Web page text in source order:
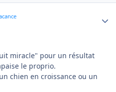
miracle" pour un résultat
le proprio.
chien en croissance ou un